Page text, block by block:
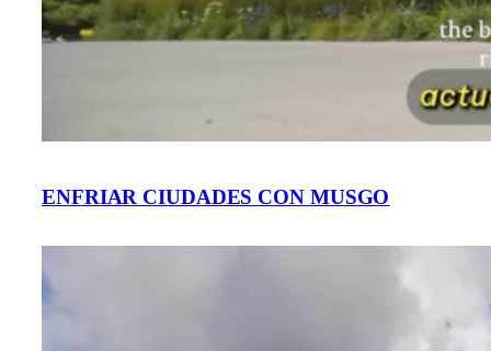
ENFRIAR CIUDADES CON MUSGO